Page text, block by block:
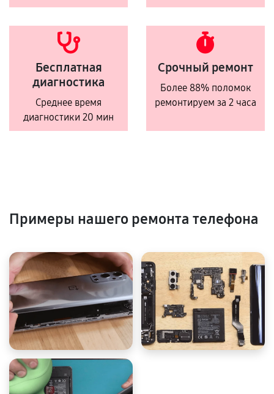
Бесплатная
диагностика
Среднее время
диагностики 20 мин
Срочный ремонт
Более 88% поломок
ремонтируем за 2 часа
Примеры нашего ремонта телефона